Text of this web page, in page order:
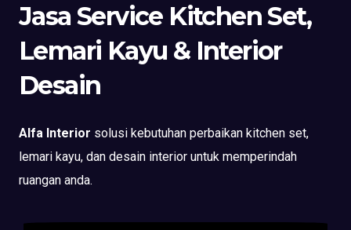
Jasa Service Kitchen Set,
Lemari Kayu & Interior
Desain
Alfa Interior solusi kebutuhan perbaikan kitchen set,
lemari kayu, dan desain interior untuk memperindah
ruangan anda.